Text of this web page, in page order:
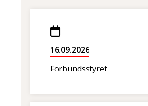
16.09.2026
Forbundsstyret